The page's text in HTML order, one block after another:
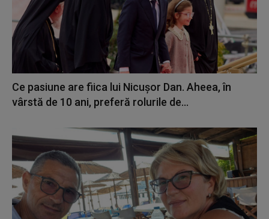
Ce pasiune are fiica lui Nicușor Dan. Aheea, în
vârstă de 10 ani, preferă rolurile de...